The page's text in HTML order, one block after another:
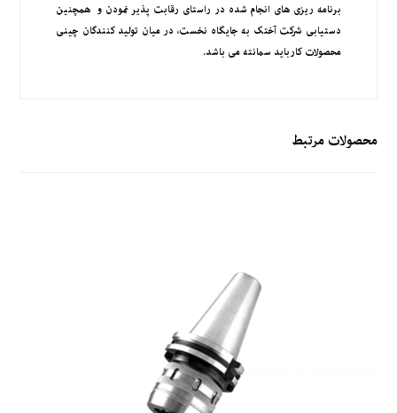
برنامه ­ریزی­ های انجام شده در راستای رقابت پذیر نمودن و همچنین
دستیابی شرکت آختک به جایگاه نخست، در میان تولید کنندگان چینی
محصولات کارباید سمانته می باشد.
محصولات مرتبط